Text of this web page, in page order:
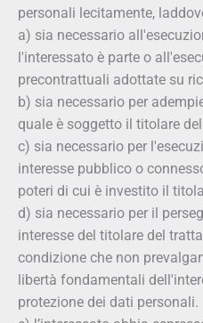
personali lecitamente,
a) sia necessario
l'interessato è parte o
precontrattuali adottate su
b) sia necessario per
quale è soggetto il titolare
c) sia necessario per
interesse pubblico o
poteri di cui è investito il
d) sia necessario per il
interesse del titolare del
condizione che non
libertà fondamentali
protezione dei dati personali.